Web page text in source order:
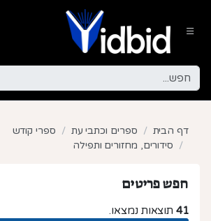
דף הבית ספרים וכתבי עת
ספרי קודש
סידורים, מחזורים ותפילה
חפש פריטים
41 תוצאות נמצאו.